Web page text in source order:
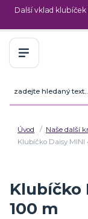
Další vklad klubíček
Úvod Naše další
Klubíčko Daisy
Klubíčko
100 m